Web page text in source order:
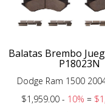
Balatas Brembo
P18023N
Dodge Ram 1500
$1,959.00 - 10% =